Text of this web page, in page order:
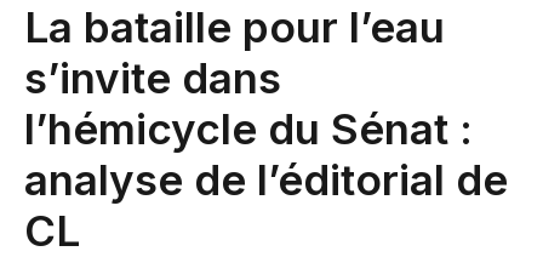
La bataille pour l’eau
s’invite dans
l’hémicycle du Sénat :
analyse de l’éditorial de
CL